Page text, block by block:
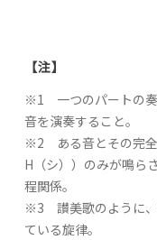
【注】
※1 一つのパートの奏
音を演奏すること。
※2 ある音とその完全
H（シ））のみが鳴ら
程関係。
※3 讃美歌のように、
ている旋律。